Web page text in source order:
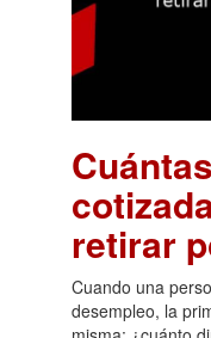
retirar
Cuando una
desempleo, la